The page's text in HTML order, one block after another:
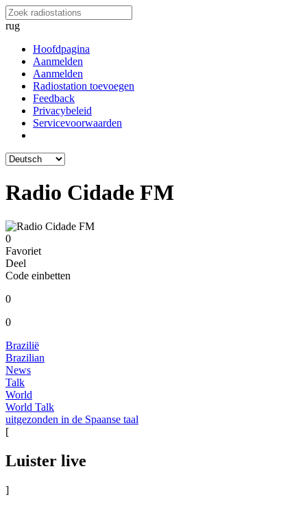
rug
Hoofdpagina
Aanmelden
Aanmelden
Radiostation toevoegen
Feedback
Privacybeleid
Servicevoorwaarden
Radio Cidade FM
0
Favoriet
Deel
Code einbetten
0
0
Brazilië
Brazilian
News
Talk
World
World Talk
uitgezonden in de Spaanse taal
[
Luister live
]